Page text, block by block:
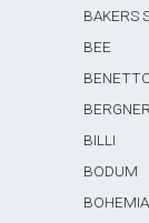
BAKERS
BEE
BERGNER
BILLI
BODUM
BOHEMIA